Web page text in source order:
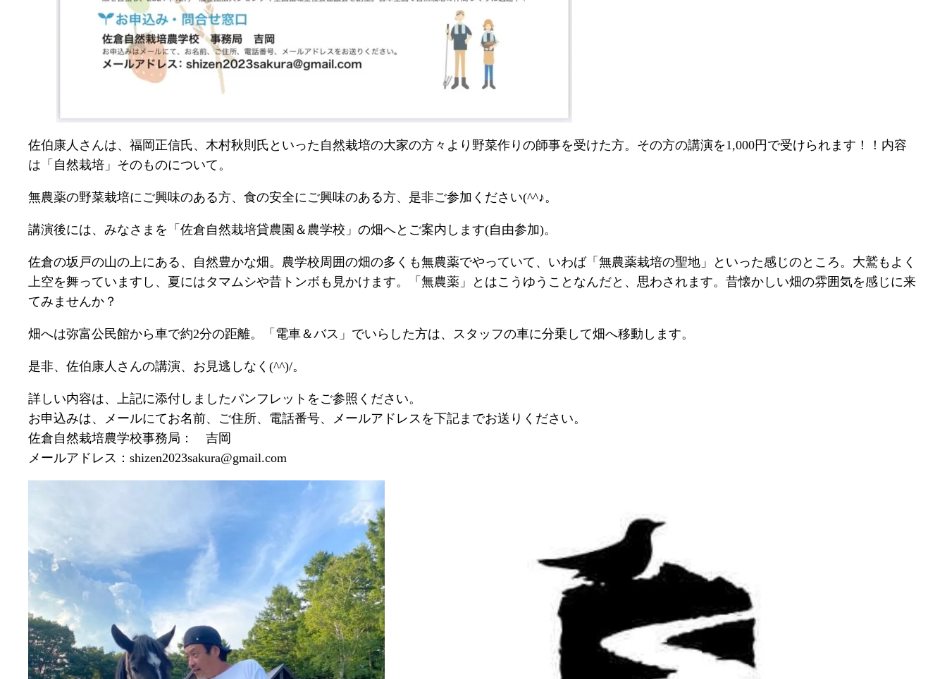
佐伯康人さんは、福岡正信氏、木村秋則氏といった自然栽培の大家の方々より野菜作りの師事を受けた方。その方の講演を1,000円で受けられます！！内容
は「自然栽培」そのものについて。
無農薬の野菜栽培にご興味のある方、食の安全にご興味のある方、是非ご参加ください(^^♪。
講演後には、みなさまを「佐倉自然栽培貸農園＆農学校」の畑へとご案内します(自由参加)。
佐倉の坂戸の山の上にある、自然豊かな畑。農学校周囲の畑の多くも無農薬でやっていて、いわば「無農薬栽培の聖地」といった感じのところ。大鷲もよく
上空を舞っていますし、夏にはタマムシや昔トンボも見かけます。「無農薬」とはこうゆうことなんだと、思わされます。昔懐かしい畑の雰囲気を感じに来
てみませんか？
畑へは弥富公民館から車で約2分の距離。「電車＆バス」でいらした方は、スタッフの車に分乗して畑へ移動します。
是非、佐伯康人さんの講演、お見逃しなく(^^)/。
詳しい内容は、上記に添付しましたパンフレットをご参照ください。
お申込みは、メールにてお名前、ご住所、電話番号、メールアドレスを下記までお送りください。
佐倉自然栽培農学校事務局： 吉岡
メールアドレス：shizen2023sakura@gmail.com